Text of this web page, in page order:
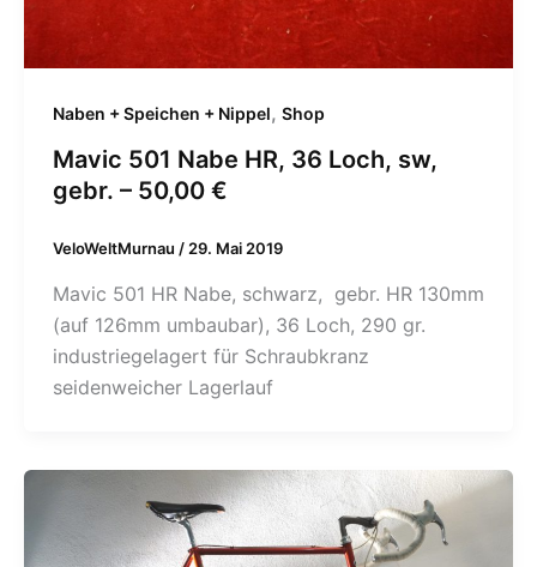
Naben + Speichen + Nippel, Shop
Mavic 501 Nabe HR, 36 Loch, sw,
gebr. – 50,00 €
VeloWeltMurnau / 29. Mai 2019
Mavic 501 HR Nabe, schwarz, gebr. HR 130mm
(auf 126mm umbaubar), 36 Loch, 290 gr.
industriegelagert für Schraubkranz
seidenweicher Lagerlauf